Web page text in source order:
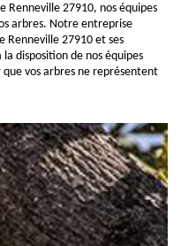
Renneville 27910, nos équipes
arbres. Notre entreprise
Renneville 27910 et ses
disposition de nos équipes
vos arbres ne représentent